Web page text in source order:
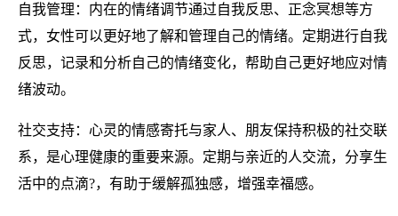
自我管理：内在的情绪调节通过自我反思、正念冥想等方
式，女性可以更好地了解和管理自己的情绪。定期进行自我
反思，记录和分析自己的情绪变化，帮助自己更好地应对情
绪波动。
社交支持：心灵的情感寄托与家人、朋友保持积极的社交联
系，是心理健康的重要来源。定期与亲近的人交流，分享生
活中的点滴?，有助于缓解孤独感，增强幸福感。